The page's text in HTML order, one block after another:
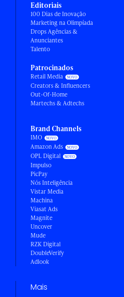
Editoriais
100 Dias de Inovação
Marketing na Olimpíada
Drops Agências &
Anunciantes
Talento
Patrocinados
Retail Media
Creators & Influencers
Out-Of-Home
Martechs & Adtechs
Brand Channels
IMO
Amazon Ads
OPL Digital
Impulso
PicPay
Nós Inteligência
Vistar Media
Machina
Viasat Ads
Magnite
Uncover
Mude
RZK Digital
DoubleVerify
Adlook
Mais